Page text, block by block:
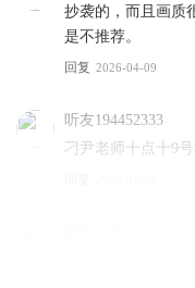
抄袭的，而且画质
是不推荐。
回复 2026-04-09
听友194452333
刁尹老师十点十9号
挂电话电话号xxj